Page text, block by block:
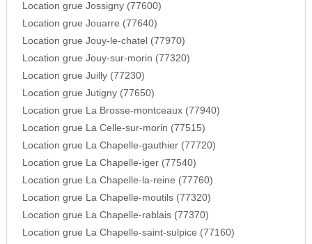
Location grue Jossigny (77600)
Location grue Jouarre (77640)
Location grue Jouy-le-chatel (77970)
Location grue Jouy-sur-morin (77320)
Location grue Juilly (77230)
Location grue Jutigny (77650)
Location grue La Brosse-montceaux (77940)
Location grue La Celle-sur-morin (77515)
Location grue La Chapelle-gauthier (77720)
Location grue La Chapelle-iger (77540)
Location grue La Chapelle-la-reine (77760)
Location grue La Chapelle-moutils (77320)
Location grue La Chapelle-rablais (77370)
Location grue La Chapelle-saint-sulpice (77160)